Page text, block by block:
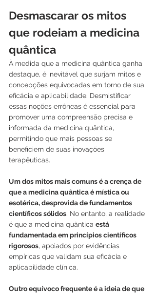
Desmascarar os mitos
que rodeiam a medicina
quântica
À medida que a medicina quântica ganha
destaque, é inevitável que surjam mitos e
concepções equivocadas em torno de sua
eficácia e aplicabilidade. Desmistificar
essas noções errôneas é essencial para
promover uma compreensão precisa e
informada da medicina quântica,
permitindo que mais pessoas se
beneficiem de suas inovações
terapêuticas.
Um dos mitos mais comuns é a crença de
que a medicina quântica é mística ou
esotérica, desprovida de fundamentos
científicos sólidos. No entanto, a realidade
é que a medicina quântica está
fundamentada em princípios científicos
rigorosos, apoiados por evidências
empíricas que validam sua eficácia e
aplicabilidade clínica.
Outro equívoco frequente é a ideia de que